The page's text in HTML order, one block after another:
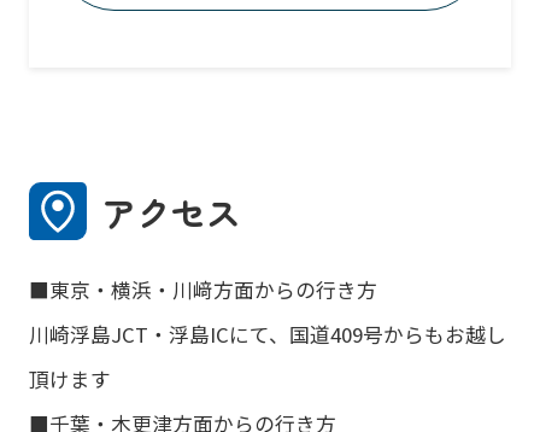
アクセス
■東京・横浜・川﨑方面からの行き方
川崎浮島JCT・浮島ICにて、国道409号からもお越し
頂けます
■千葉・木更津方面からの行き方